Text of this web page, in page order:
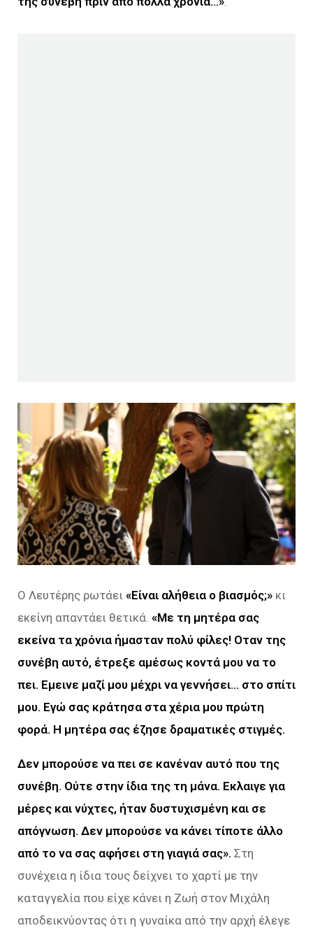
Ο Λευτέρης ρωτάει «Είναι αλήθεια ο βιασμός;» κι
εκείνη απαντάει θετικά. «Με τη μητέρα σας
εκείνα τα χρόνια ήμασταν πολύ φίλες! Οταν της
συνέβη αυτό, έτρεξε αμέσως κοντά μου να το
πει. Εμεινε μαζί μου μέχρι να γεννήσει… στο σπίτι
μου. Εγώ σας κράτησα στα χέρια μου πρώτη
φορά. Η μητέρα σας έζησε δραματικές στιγμές.
Δεν μπορούσε να πει σε κανέναν αυτό που της
συνέβη. Ούτε στην ίδια της τη μάνα. Εκλαιγε για
μέρες και νύχτες, ήταν δυστυχισμένη και σε
απόγνωση. Δεν μπορούσε να κάνει τίποτε άλλο
από το να σας αφήσει στη γιαγιά σας». Στη
συνέχεια η ίδια τους δείχνει το χαρτί με την
καταγγελία που είχε κάνει η Ζωή στον Μιχάλη
αποδεικνύοντας ότι η γυναίκα από την αρχή έλεγε